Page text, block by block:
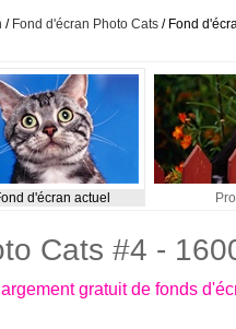
/ Fond d'écran Photo Cats / Fond
d'écran actuel
Cats #4 -
gratuit de fonds